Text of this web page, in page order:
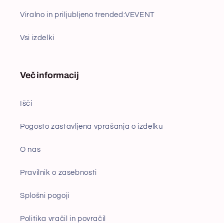
Viralno in priljubljeno trended:VEVENT
Vsi izdelki
Več informacij
Išči
Pogosto zastavljena vprašanja o izdelku
O nas
Pravilnik o zasebnosti
Splošni pogoji
Politika vračil in povračil